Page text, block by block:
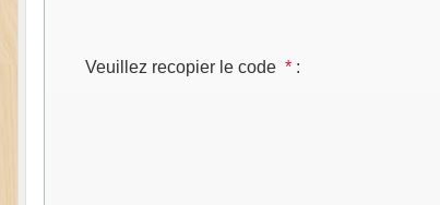
Veuillez recopier le code * :